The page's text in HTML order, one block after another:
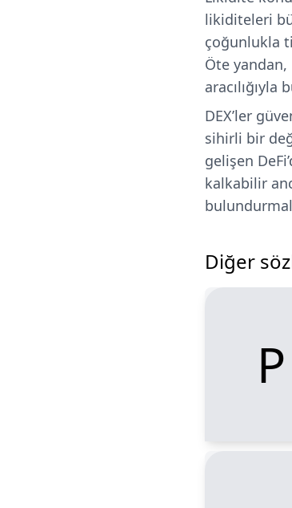
likiditeleri
çoğunlukla
Öte yandan,
DEX’ler
sihirli bir
gelişen
kalkabilir
Diğer
P